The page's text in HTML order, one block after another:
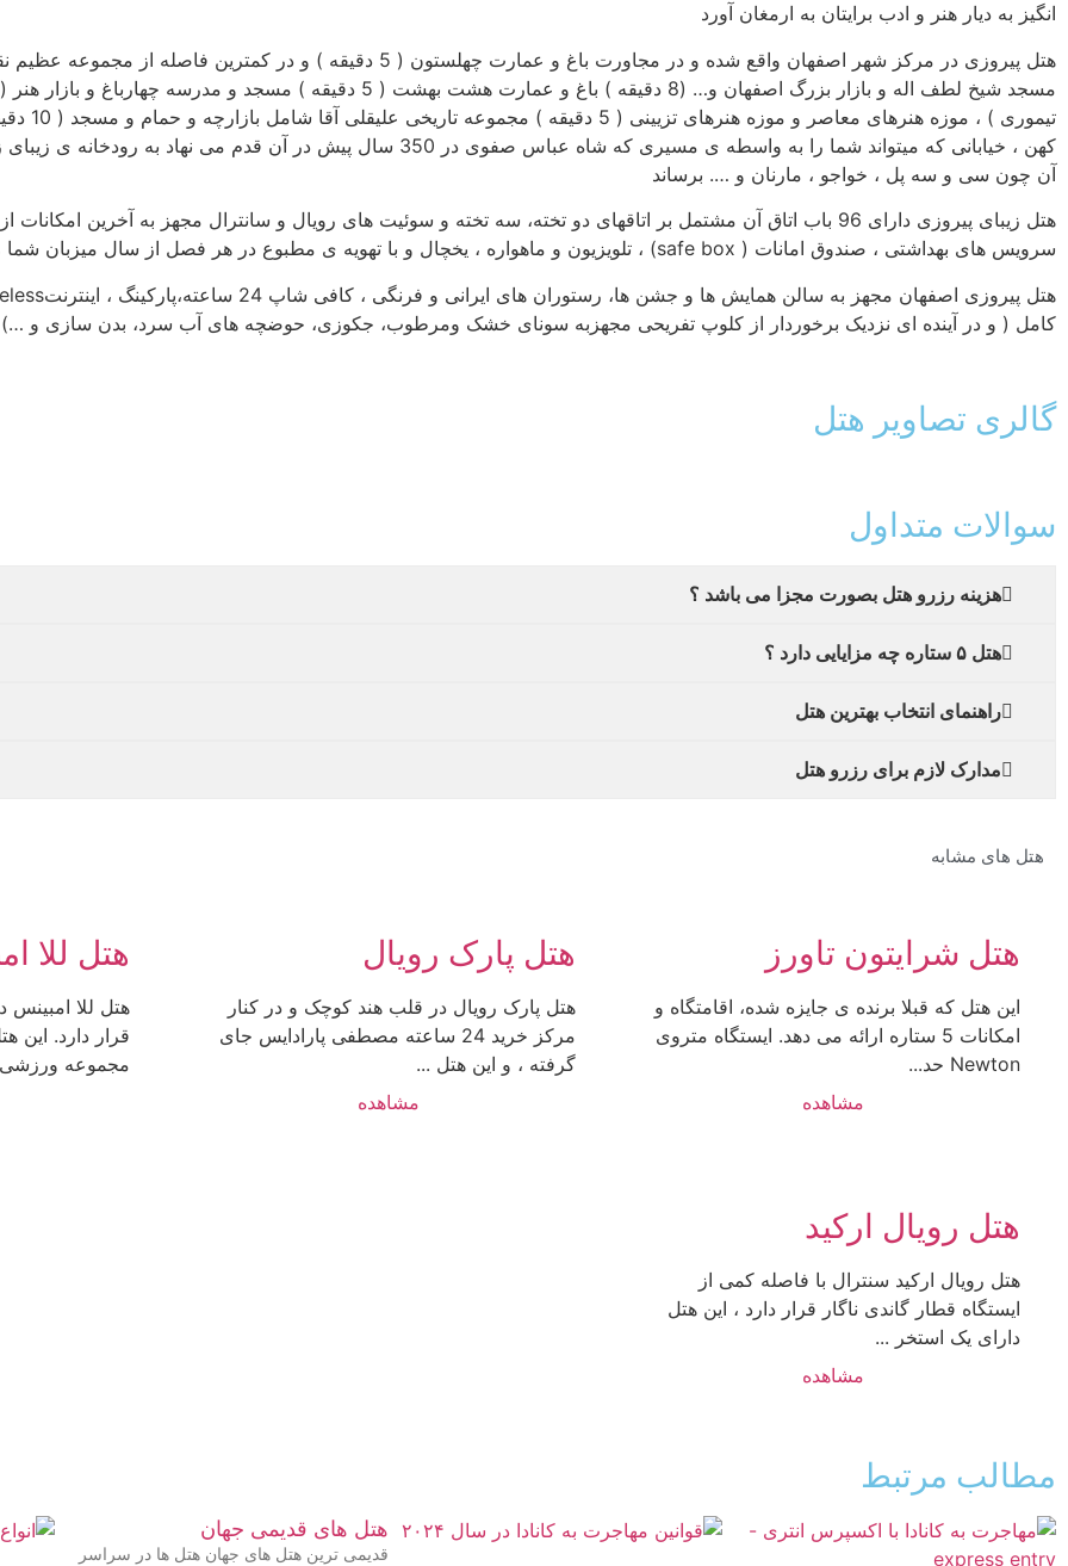
انگیز به دیار هنر و ادب برایتان به ارمغان آورد
هتل پیروزی در مرکز شهر اصفهان واقع شده و در مجاورت باغ و عمارت چهلستون ( 5 دقیقه )
تیموری ) ،
کهن ، خیابانی که میتواند شما را به واسطه ی مسیری که شاه عباس صفوی در 350 سال پیش در آن
آن چون سی و سه پل ، خواجو ، مارنان و …. برساند
هتل زیبای پیروزی دارای 96 باب اتاق آن مشتمل بر اتاقهای دو تخته، سه تخته و سوئیت های رویال و سانترال مجهز به آخرین
سرویس های بهداشتی ، صندوق امانات ( safe box) ، تلویزیون و ماهواره ، یخچال و با تهویه ی مطبوع در هر فصل از سال میزبان شما میهمانان عزیز میباشد
کامل ( و در آینده ای نزدیک برخوردار از کلوپ تفریحی مجهزبه سونای خشک ومرطوب، جکوزی، حوضچه های آب سرد، بدن سازی و …)
گالری تصاویر هتل
سوالات متداول
هزینه رزرو هتل بصورت مجزا می باشد ؟
هتل ۵ ستاره چه مزایایی دارد ؟
راهنمای انتخاب بهترین هتل
مدارک لازم برای رزرو هتل
هتل های مشابه
هتل شرایتون تاورز
این هتل که قبلا برنده ی جایزه شده، اقامتگاه و
امکانات 5 ستاره ارائه می دهد. ایستگاه متروی
Newton حد...
مشاهده
هتل پارک رویال
هتل پارک رویال در قلب هند کوچک و در کنار
مرکز ​​خرید 24 ساعته مصطفی پارادایس جای
گرفته ، و این هتل ...
مشاهده
هتل للا
هتل للا
قرار دارد. این
مجموعه ورزشی
هتل رویال ارکید
هتل رویال ارکید سنترال با فاصله کمی از
ایستگاه قطار گاندی ناگار قرار دارد ، این هتل
دارای یک استخر ...
مشاهده
مطالب مرتبط
هتل های قدیمی جهان
قدیمی ترین هتل های جهان هتل ها در سراسر